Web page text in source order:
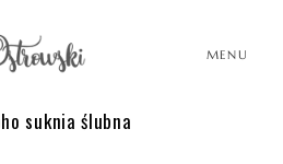
MENU
suknia ślubna